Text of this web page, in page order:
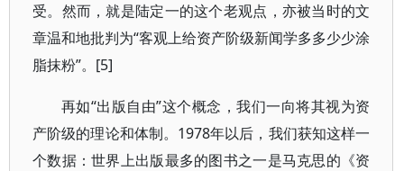
受。然而，就是陆定一的这个老观点，亦被当时的文
章温和地批判为“客观上给资产阶级新闻学多多少少涂
脂抹粉”。[5]
再如“出版自由”这个概念，我们一向将其视为资
产阶级的理论和体制。1978年以后，我们获知这样一
个数据：世界上出版最多的图书之一是马克思的《资